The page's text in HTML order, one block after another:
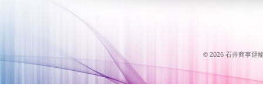
© 2026 石井商事運